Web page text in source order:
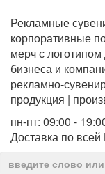
Рекламные
корпоративные
мерч с логотипом
бизнеса и
рекламно-
продукция |
пн-пт: 09:00 -
Доставка по всей